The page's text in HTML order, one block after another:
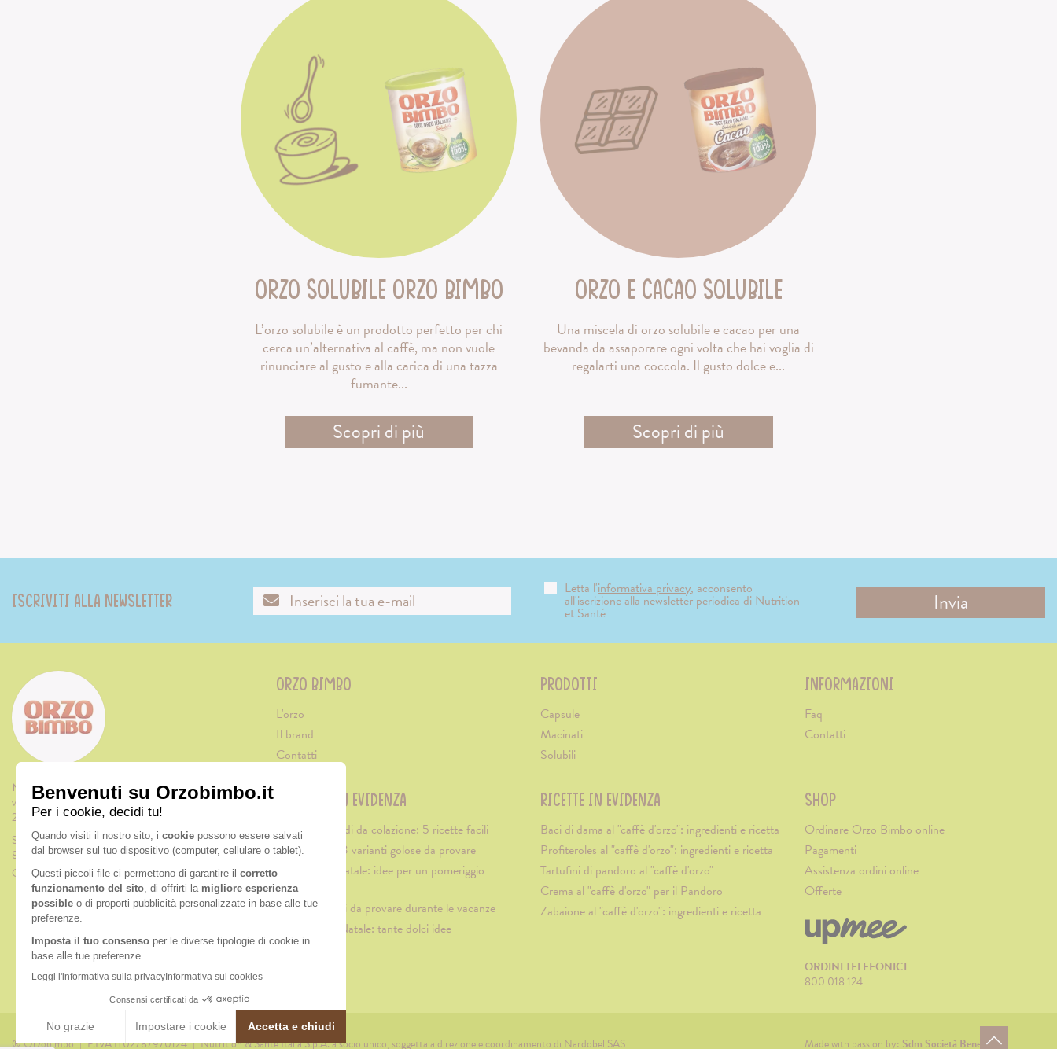
Orzo solubile Orzo Bimbo
L’orzo solubile è un prodotto perfetto per chi
cerca un’alternativa al caffè, ma non vuole
rinunciare al gusto e alla carica di una tazza
fumante...
Scopri di più
Orzo e cacao solubile
Una miscela di orzo solubile e cacao per una
bevanda da assaporare ogni volta che hai voglia di
regalarti una coccola. Il gusto dolce e...
Scopri di più
Iscriviti alla newsletter
Letta l'informativa privacy, acconsento
all'iscrizione alla newsletter periodica di Nutrition
et Santé
Nutrition & Sante' Italia Spa
via Gioacchino Rossini 1/A
20045 Lainate (MI)
Servizio consumatori:
800-018124
Contatti
ORZO BIMBO
L'orzo
Il brand
Contatti
PRODOTTI
Capsule
Macinati
Solubili
INFORMAZIONI
Faq
Contatti
ARTICOLI IN EVIDENZA
Biscotti morbidi da colazione: 5 ricette facili
Cappuccino: 3 varianti golose da provare
Merenda di Natale: idee per un pomeriggio
natalizio
5 caffè natalizi da provare durante le vacanze
Colazione di Natale: tante dolci idee
RICETTE IN EVIDENZA
Baci di dama al "caffè d'orzo": ingredienti e ricetta
Profiteroles al "caffè d'orzo": ingredienti e ricetta
Tartufini di pandoro al "caffè d'orzo"
Crema al "caffè d'orzo" per il Pandoro
Zabaione al "caffè d'orzo": ingredienti e ricetta
SHOP
Ordinare Orzo Bimbo online
Pagamenti
Assistenza ordini online
Offerte
ORDINI TELEFONICI
800 018 124
® Orzobimbo | P.IVA IT02787970124 | Nutrition & Santé Italia S.p.A. a socio unico, soggetta a direzione e coordinamento di Nardobel SAS Made with passion by: Sdm Società Benefit